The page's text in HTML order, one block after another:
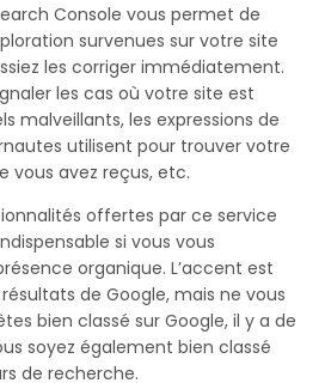
Console vous permet de
survenues sur votre site
les corriger immédiatement.
les cas où votre site est
malveillants, les expressions de
utilisent pour trouver votre
vous avez reçus, etc.
offertes par ce service
si vous vous
organique. L’accent est
de Google, mais ne vous
bien classé sur Google, il y a de
soyez également bien classé
de recherche.